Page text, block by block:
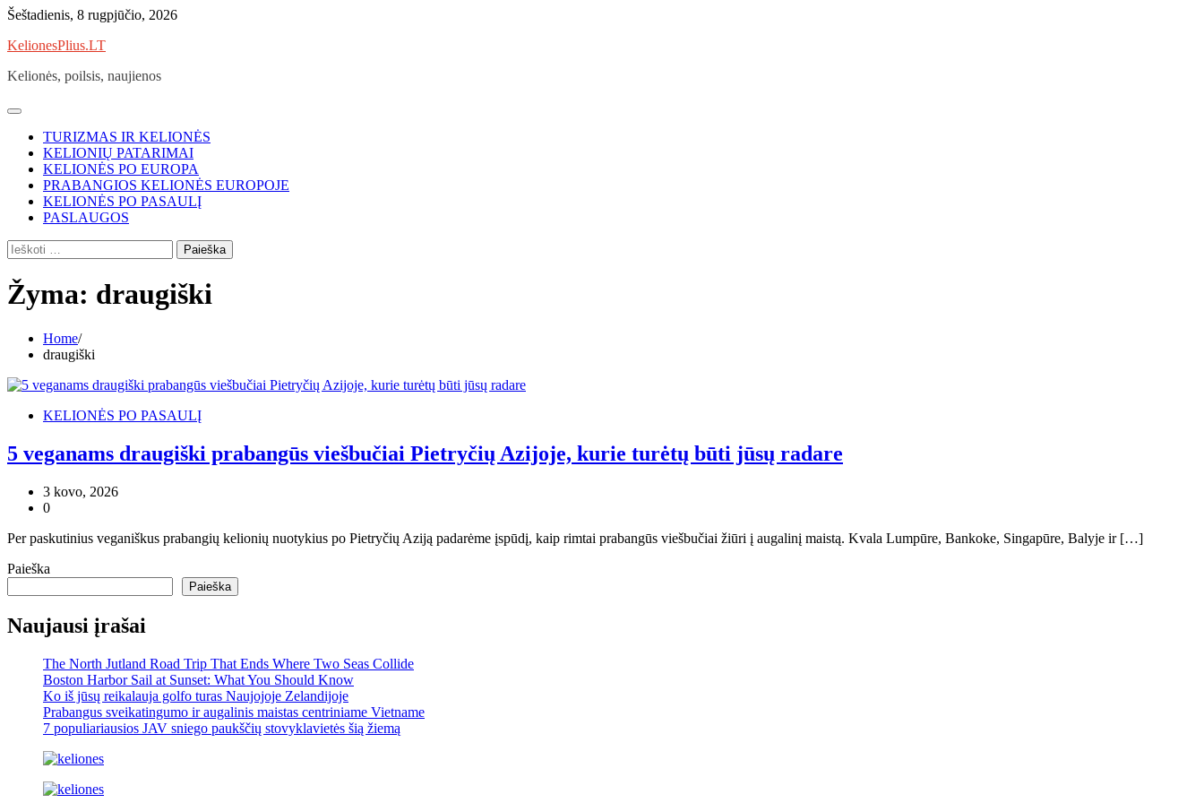
Skip
content
Šeštadienis, 8 rugpjūčio, 2026
KelionesPlius.LT
Kelionės, poilsis, naujienos
TURIZMAS IR KELIONĖS
KELIONIŲ PATARIMAI
KELIONĖS PO EUROPA
PRABANGIOS KELIONĖS EUROPOJE
KELIONĖS PO PASAULĮ
PASLAUGOS
Ieškoti:
Žyma: draugiški
Home
draugiški
KELIONĖS PO PASAULĮ
5 veganams draugiški prabangūs viešbučiai Pietryčių Azijoje, kurie turėtų būti jūsų radare
3 kovo, 2026
0
Per paskutinius veganiškus prabangių kelionių nuotykius po Pietryčių Aziją padarėme įspūdį, kaip rimtai prabangūs viešbučiai žiūri į augalinį maistą. Kvala Lumpūre, Bankoke, Singapūre, Balyje ir […]
Paieška
Paieška
Naujausi įrašai
The North Jutland Road Trip That Ends Where Two Seas Collide
Boston Harbor Sail at Sunset: What You Should Know
Ko iš jūsų reikalauja golfo turas Naujojoje Zelandijoje
Prabangus sveikatingumo ir augalinis maistas centriniame Vietname
7 populiariausios JAV sniego paukščių stovyklavietės šią žiemą